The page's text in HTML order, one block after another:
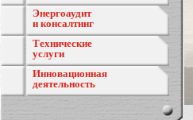
Энергоаудит
и консалтинг
Технические
услуги
Инновационная
деятельность